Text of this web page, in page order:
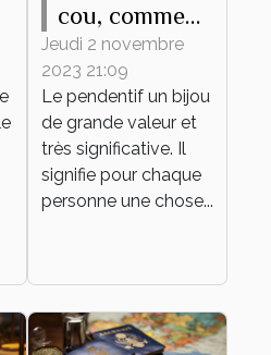
cou, comment
bien en
choisir ?
Jeudi 2 novembre
2023 21:09
Le pendentif un bijou
de grande valeur et
très significative. Il
signifie pour chaque
personne une chose...